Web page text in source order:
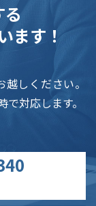
る
ます！
しください。
対応します。